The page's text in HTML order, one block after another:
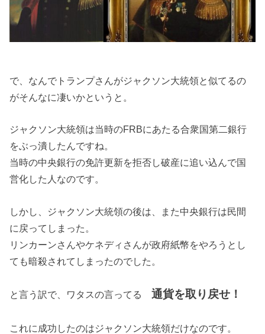
で、なんでトランプさんがジャクソン大統領と似てるの
がそんなに凄いかというと。
ジャクソン大統領は当時のFRBにあたる合衆国第二銀行
をぶっ潰したんですね。
当時の中央銀行の免許更新を拒否し破産に追い込んで国
営化した人なのです。
しかし、ジャクソン大統領の後は、また中央銀行は民間
に戻ってしまった。
リンカーンさんやケネディさんが政府紙幣をやろうとし
ても暗殺されてしまったのでした。
と言う訳で、ワタスの言ってる通貨を取り戻せ！
これに成功したのはジャクソン大統領だけなのです。